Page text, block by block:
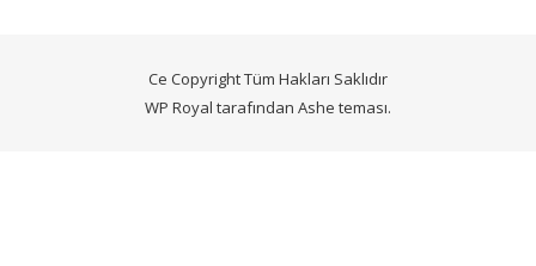
Ce Copyright Tüm Hakları Saklıdır
WP Royal tarafından Ashe teması.